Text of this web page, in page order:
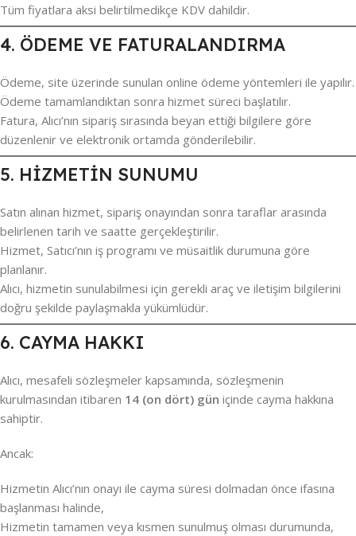
Tüm fiyatlara aksi belirtilmedikçe KDV dahildir.
4. ÖDEME VE FATURALANDIRMA
Ödeme, site üzerinde sunulan online ödeme yöntemleri ile yapılır.
Ödeme tamamlandıktan sonra hizmet süreci başlatılır.
Fatura, Alıcı’nın sipariş sırasında beyan ettiği bilgilere göre
düzenlenir ve elektronik ortamda gönderilebilir.
5. HİZMETİN SUNUMU
Satın alınan hizmet, sipariş onayından sonra taraflar arasında
belirlenen tarih ve saatte gerçekleştirilir.
Hizmet, Satıcı’nın iş programı ve müsaitlik durumuna göre
planlanır.
Alıcı, hizmetin sunulabilmesi için gerekli araç ve iletişim bilgilerini
doğru şekilde paylaşmakla yükümlüdür.
6. CAYMA HAKKI
Alıcı, mesafeli sözleşmeler kapsamında, sözleşmenin
kurulmasından itibaren 14 (on dört) gün içinde cayma hakkına
sahiptir.
Ancak:
Hizmetin Alıcı’nın onayı ile cayma süresi dolmadan önce ifasına
başlanması halinde,
Hizmetin tamamen veya kısmen sunulmuş olması durumunda,